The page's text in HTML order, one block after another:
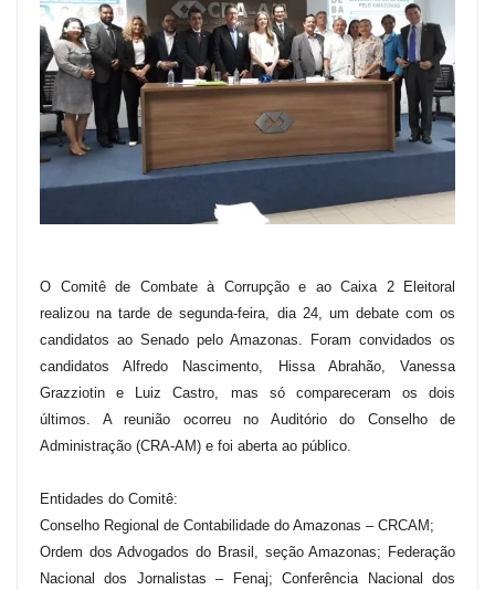
O Comitê de Combate à Corrupção e ao Caixa 2 Eleitoral
realizou na tarde de segunda-feira, dia 24, um debate com os
candidatos ao Senado pelo Amazonas. Foram convidados os
candidatos Alfredo Nascimento, Hissa Abrahão, Vanessa
Grazziotin e Luiz Castro, mas só compareceram os dois
últimos. A reunião ocorreu no Auditório do Conselho de
Administração (CRA-AM) e foi aberta ao público.
Entidades do Comitê:
Conselho Regional de Contabilidade do Amazonas – CRCAM;
Ordem dos Advogados do Brasil, seção Amazonas; Federação
Nacional dos Jornalistas – Fenaj; Conferência Nacional dos